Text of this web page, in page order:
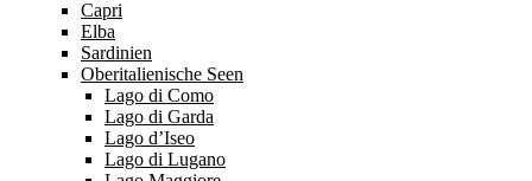
Capri
Elba
Sardinien
Oberitalienische Seen
Lago di Como
Lago di Garda
Lago d’Iseo
Lago di Lugano